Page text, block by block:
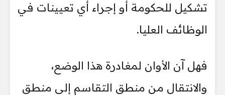
تشكيل للحكومة أو إجراء أي تعيينات في
الوظائف العليا.
فهل آن الأوان لمغادرة هذا الوضع،
والانتقال من منطق التقاسم إلى منطق